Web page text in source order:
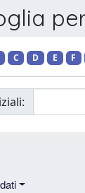
C D E F